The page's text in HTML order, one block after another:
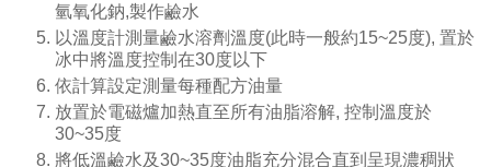
氫氧化鈉,製作鹼水
以溫度計測量鹼水溶劑溫度(此時一般約15~25度), 置於
冰中將溫度控制在30度以下
依計算設定測量每種配方油量
放置於電磁爐加熱直至所有油脂溶解, 控制溫度於
30~35度
將低溫鹼水及30~35度油脂充分混合直到呈現濃稠狀